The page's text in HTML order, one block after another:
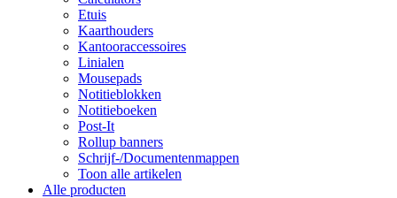
Etuis
Kaarthouders
Kantooraccessoires
Linialen
Mousepads
Notitieblokken
Notitieboeken
Post-It
Rollup banners
Schrijf-/Documentenmappen
Toon alle artikelen
Alle producten